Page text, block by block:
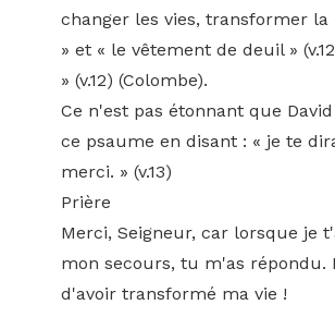
changer les vies, transformer la
» et « le vêtement de deuil »
» (v.12) (Colombe).
Ce n'est pas étonnant que
ce psaume en disant : « je te
merci. » (v.13)
Prière
Merci, Seigneur, car lorsque je
mon secours, tu m'as répondu.
d'avoir transformé ma vie !